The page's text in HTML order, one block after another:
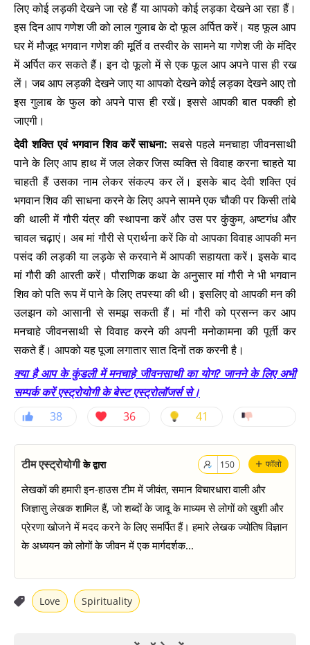
लिए कोई लड़की देखने जा रहे हैं या आपको कोई लड़का देखने आ रहा हैं।
इस दिन आप गणेश जी को लाल गुलाब के दो फूल अर्पित करें। यह फूल आप
घर में मौजूद भगवान गणेश की मूर्ति व तस्वीर के सामने या गणेश जी के मंदिर
में अर्पित कर सकते हैं। इन दो फूलो में से एक फूल आप अपने पास ही रख
लें। जब आप लड़की देखने जाए या आपको देखने कोई लड़का देखने आए तो
इस गुलाब के फुल को अपने पास ही रखें। इससे आपकी बात पक्की हो
जाएगी।
देवी शक्‍ति एवं भगवान शिव करें साधना:सबसे पहले मनचाहा जीवनसाथी
पाने के लिए आप हाथ में जल लेकर जिस व्‍यक्‍ति से विवाह करना चाहते या
चाहती हैं उसका नाम लेकर संकल्‍प कर लें। इसके बाद देवी शक्‍ति एवं
भगवान शिव की साधना करने के लिए अपने सामने एक चौकी पर किसी तांबे
की थाली में गौरी यंत्र की स्‍थापना करें और उस पर कुंकुम, अष्‍टगंध और
चावल चढ़ाएं। अब मां गौरी से प्रार्थना करें कि वो आपका विवाह आपकी मन
पसंद की लड़की या लड़के से करवाने में आपकी सहायता करें। इसके बाद
मां गौरी की आरती करें। पौराणिक कथा के अनुसार मां गौरी ने भी भगवान
शिव को पति रूप में पाने के लिए तपस्‍या की थी। इसलिए वो आपकी मन की
उलझन को आसानी से समझ सकती हैं। मां गौरी को प्रसन्‍न कर आप
मनचाहे जीवनसाथी से विवाह करने की अपनी मनोकामना की पूर्ती कर
सकते हैं। आपको यह पूजा लगातार सात दिनों तक करनी है।
क्या है आप के कुंडली में मनचाहे जीवनसाथी का योग? जानने के लिए अभी
सम्पर्क करें एस्ट्रोयोगी के बेस्ट एस्ट्रोलॉजर्स से।
38
36 41
+ फॉलो
150
टीम एस्ट्रोयोगीके द्वारा
लेखकों की हमारी इन-हाउस टीम में जीवंत, समान विचारधारा वाली और
जिज्ञासु लेखक शामिल हैं, जो शब्दों के जादू के माध्यम से लोगों को खुशी और
प्रेरणा खोजने में मदद करने के लिए समर्पित हैं। हमारे लेखक ज्योतिष विज्ञान
के अध्ययन को लोगों के जीवन में एक मार्गदर्शक...
Love Spirituality